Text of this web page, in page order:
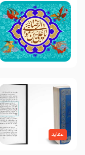
عقاید